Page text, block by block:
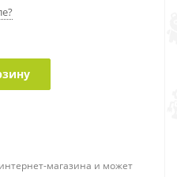
магазина и может